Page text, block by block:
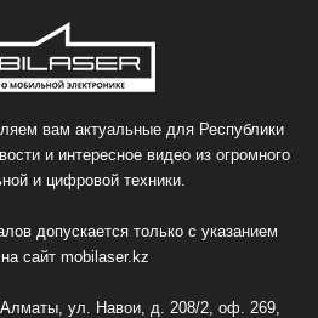
вам актуальные для Республики
и интересное видео из огромного
и цифровой техники.
допускается только с указанием
сайт mobilaser.kz
Алматы, ул. Навои, д. 208/2, оф. 269,